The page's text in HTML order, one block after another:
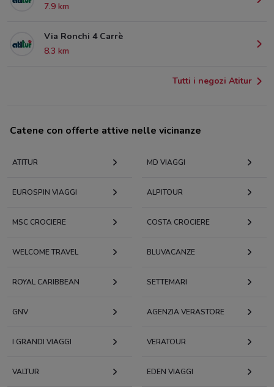
7.9 km
Via Ronchi 4 Carrè
8.3 km
Tutti i negozi Atitur
Catene con offerte attive nelle vicinanze
ATITUR MD VIAGGI
EUROSPIN VIAGGI ALPITOUR
MSC CROCIERE COSTA CROCIERE
WELCOME TRAVEL BLUVACANZE
ROYAL CARIBBEAN SETTEMARI
GNV AGENZIA VERASTORE
I GRANDI VIAGGI VERATOUR
VALTUR EDEN VIAGGI